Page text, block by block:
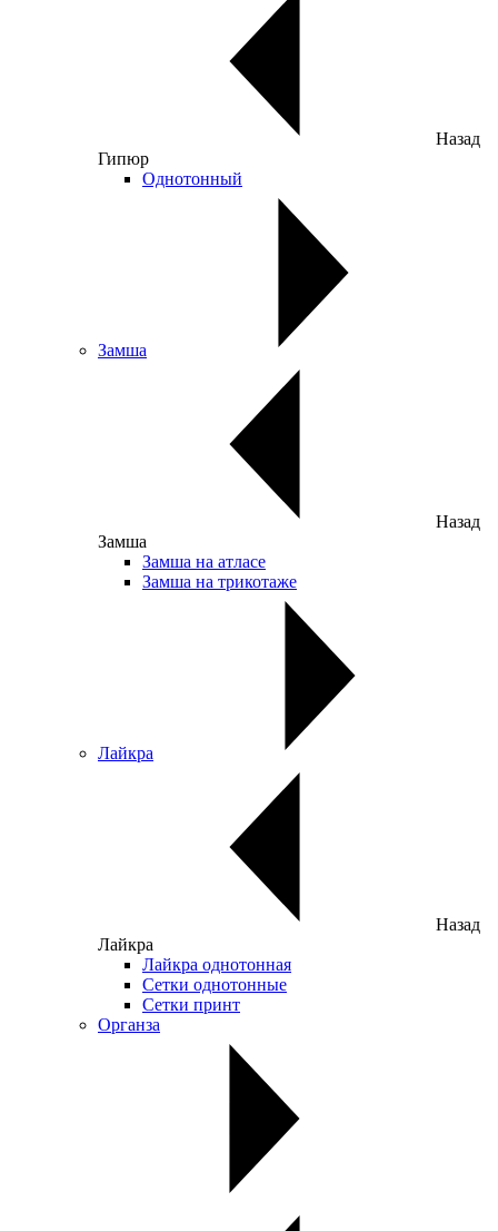
Назад
Гипюр
Однотонный
Замша
Назад
Замша
Замша на атласе
Замша на трикотаже
Лайкра
Назад
Лайкра
Лайкра однотонная
Сетки однотонные
Сетки принт
Органза